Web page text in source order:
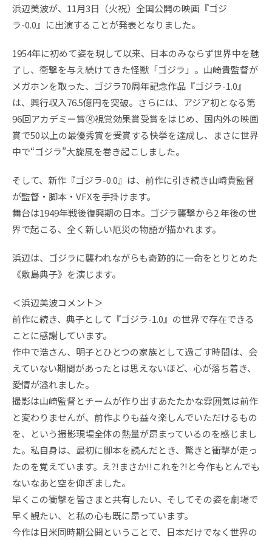
浜辺美波が、11月3日（火祝）全国公開の映画『ゴジ
ラ-0.0』に出演することが発表となりました。
1954年に初めて姿を現して以来、日本のみならず世界中を魅
了し、衝撃を与え続けてきた怪獣「ゴジラ」。山崎貴監督が
メガホンを取った、ゴジラ70周年記念作品『ゴジラ-1.0』
は、興行収入76.5億円を突破。さらには、アジア初となる第
96回アカデミー賞🄬視覚効果賞受賞をはじめ、国内外の映画
賞で50以上の最優秀賞を受賞する快挙を達成し、まさに世界
中で“ゴジラ”大旋風を巻き起こしました。
そして、新作『ゴジラ-0.0』は、前作に引き続き山崎貴監督
が監督・脚本・VFXを手掛けます。
舞台は1949年戦後復興期の日本。ゴジラ襲撃から2 年後の世
界で起こる、全く新しい厄災の物語が描かれます。
浜辺は、ゴジラに襲われながらも奇跡的に一命をとりとめた
《敷島典子》を演じます。
＜浜辺美波コメント＞
前作に続き、典子として『ゴジラ-1.0』の世界で存在できる
ことに感謝しています。
作中で浩さん、明子とひとつの家族として過ごす時間は、会
えていない期間があったとは思えないほど、心が落ち着き、
愛情が溢れました。
撮影は山崎監督とチームが作り出すあたたかな雰囲気は前作
と変わりませんが、前作よりも益々楽しんでいただけるもの
を、という撮影現場全体の熱量が昂まっているのを感じまし
た。私自身は、最初に脚本を読んだとき、驚きと衝撃が走っ
たのを覚えています。え?!まさか!!これを?!と今作もとんでも
ないなあと空を仰ぎました。
早くこの衝撃を皆さまと共有したい、そしてその姿を劇場で
早く観たい、と私の心も既に昂っています。
今作は日米同時期公開ということで、日本だけでなく世界の